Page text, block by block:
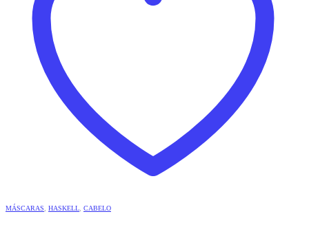
MÁSCARAS HASKELL CABELO